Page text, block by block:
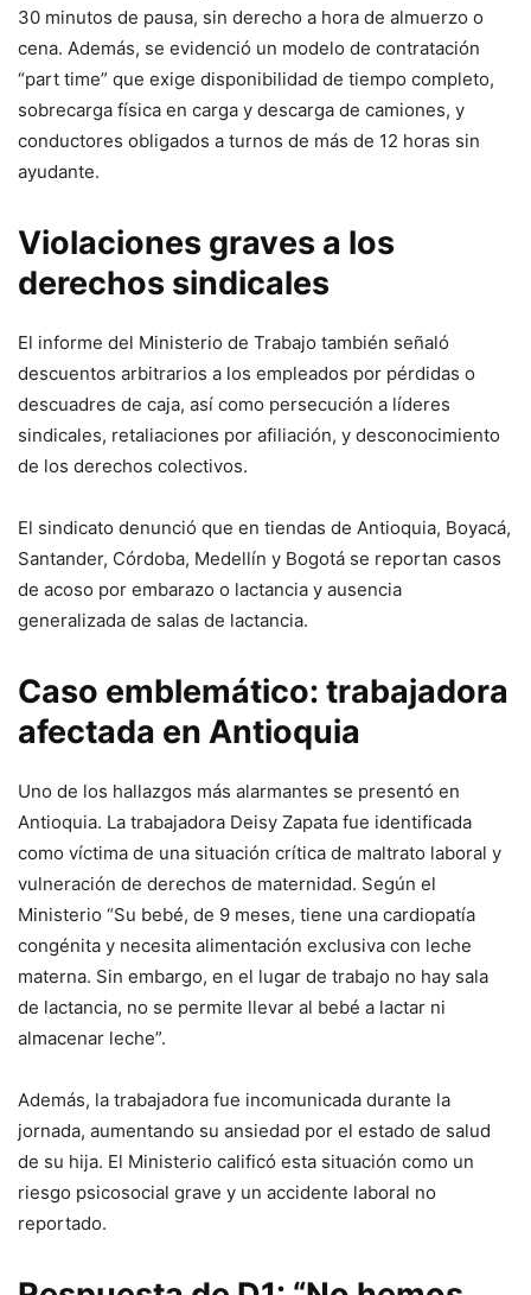
30 minutos de pausa, sin derecho a hora de almuerzo o
cena. Además, se evidenció un modelo de contratación
“part time” que exige disponibilidad de tiempo completo,
sobrecarga física en carga y descarga de camiones, y
conductores obligados a turnos de más de 12 horas sin
ayudante.
Violaciones graves a los
derechos sindicales
El informe del Ministerio de Trabajo también señaló
descuentos arbitrarios a los empleados por pérdidas o
descuadres de caja, así como persecución a líderes
sindicales, retaliaciones por afiliación, y desconocimiento
de los derechos colectivos.
El sindicato denunció que en tiendas de Antioquia, Boyacá,
Santander, Córdoba, Medellín y Bogotá se reportan casos
de acoso por embarazo o lactancia y ausencia
generalizada de salas de lactancia.
Caso emblemático: trabajadora
afectada en Antioquia
Uno de los hallazgos más alarmantes se presentó en
Antioquia. La trabajadora Deisy Zapata fue identificada
como víctima de una situación crítica de maltrato laboral y
vulneración de derechos de maternidad. Según el
Ministerio “Su bebé, de 9 meses, tiene una cardiopatía
congénita y necesita alimentación exclusiva con leche
materna. Sin embargo, en el lugar de trabajo no hay sala
de lactancia, no se permite llevar al bebé a lactar ni
almacenar leche”.
Además, la trabajadora fue incomunicada durante la
jornada, aumentando su ansiedad por el estado de salud
de su hija. El Ministerio calificó esta situación como un
riesgo psicosocial grave y un accidente laboral no
reportado.